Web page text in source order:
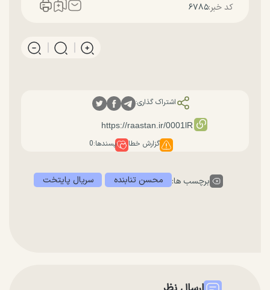
کد خبر:۶۷۸۵
اشتراک گذاری:
گزارش خطا پسندها:0
برچسب ها: محسن تنابنده سریال پایتخت